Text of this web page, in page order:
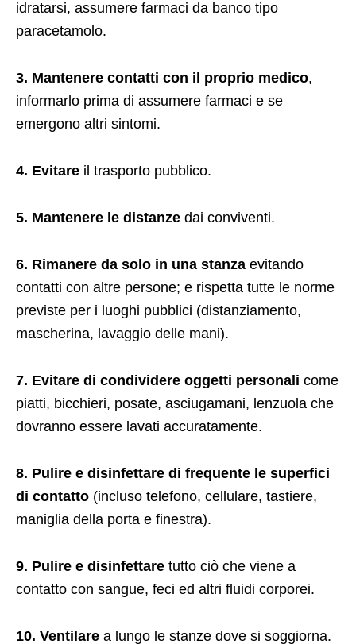
idratarsi, assumere farmaci da banco tipo
paracetamolo.
3. Mantenere contatti con il proprio medico,
informarlo prima di assumere farmaci e se
emergono altri sintomi.
4. Evitare il trasporto pubblico.
5. Mantenere le distanze dai conviventi.
6. Rimanere da solo in una stanza evitando
contatti con altre persone; e rispetta tutte le norme
previste per i luoghi pubblici (distanziamento,
mascherina, lavaggio delle mani).
7. Evitare di condividere oggetti personali come
piatti, bicchieri, posate, asciugamani, lenzuola che
dovranno essere lavati accuratamente.
8. Pulire e disinfettare di frequente le superfici
di contatto (incluso telefono, cellulare, tastiere,
maniglia della porta e finestra).
9. Pulire e disinfettare tutto ciò che viene a
contatto con sangue, feci ed altri fluidi corporei.
10. Ventilare a lungo le stanze dove si soggiorna.